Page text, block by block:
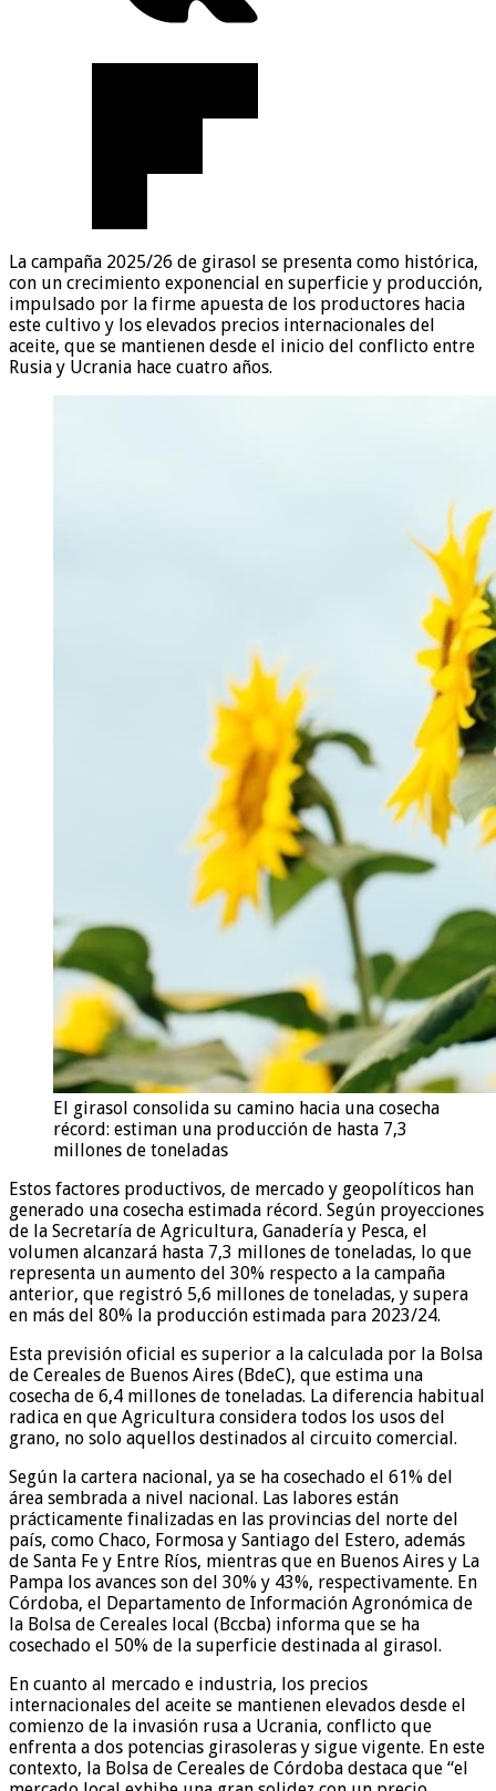
La campaña 2025/26 de girasol se presenta como histórica,
con un crecimiento exponencial en superficie y producción,
impulsado por la firme apuesta de los productores hacia
este cultivo y los elevados precios internacionales del
aceite, que se mantienen desde el inicio del conflicto entre
Rusia y Ucrania hace cuatro años.
El girasol consolida su camino hacia una cosecha
récord: estiman una producción de hasta 7,3
millones de toneladas
Estos factores productivos, de mercado y geopolíticos han
generado una cosecha estimada récord. Según proyecciones
de la Secretaría de Agricultura, Ganadería y Pesca, el
volumen alcanzará hasta 7,3 millones de toneladas, lo que
representa un aumento del 30% respecto a la campaña
anterior, que registró 5,6 millones de toneladas, y supera
en más del 80% la producción estimada para 2023/24.
Esta previsión oficial es superior a la calculada por la Bolsa
de Cereales de Buenos Aires (BdeC), que estima una
cosecha de 6,4 millones de toneladas. La diferencia habitual
radica en que Agricultura considera todos los usos del
grano, no solo aquellos destinados al circuito comercial.
Según la cartera nacional, ya se ha cosechado el 61% del
área sembrada a nivel nacional. Las labores están
prácticamente finalizadas en las provincias del norte del
país, como Chaco, Formosa y Santiago del Estero, además
de Santa Fe y Entre Ríos, mientras que en Buenos Aires y La
Pampa los avances son del 30% y 43%, respectivamente. En
Córdoba, el Departamento de Información Agronómica de
la Bolsa de Cereales local (Bccba) informa que se ha
cosechado el 50% de la superficie destinada al girasol.
En cuanto al mercado e industria, los precios
internacionales del aceite se mantienen elevados desde el
comienzo de la invasión rusa a Ucrania, conflicto que
enfrenta a dos potencias girasoleras y sigue vigente. En este
contexto, la Bolsa de Cereales de Córdoba destaca que “el